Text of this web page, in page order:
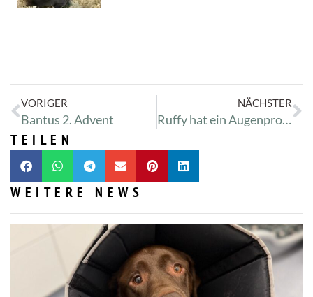
VORIGER
Bantus 2. Advent
NÄCHSTER
Ruffy hat ein Augenproblem
TEILEN
WEITERE NEWS